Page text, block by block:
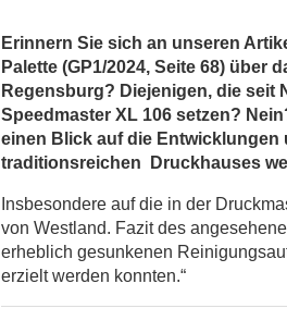
Erinnern Sie sich an unseren
Palette (GP1/2024, Seite 68) über
Regensburg? Diejenigen, die seit
Speedmaster XL 106 setzen?
einen Blick auf die
traditionsreichen Druckhauses
Insbesondere auf die in der
von Westland. Fazit des
erheblich gesunkenen
erzielt werden konnten.“